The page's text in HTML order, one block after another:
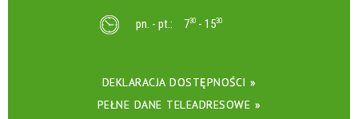
pn. - pt.: 730 - 1530
DEKLARACJA DOSTĘPNOŚCI »
PEŁNE DANE TELEADRESOWE »